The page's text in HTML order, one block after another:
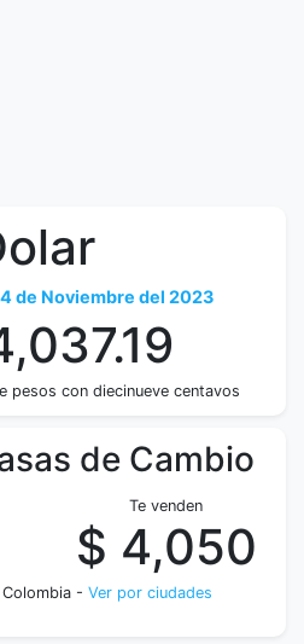
de Noviembre del 2023
pesos con diecinueve centavos
de Cambio
Te venden
$ 4,050
- Ver por ciudades